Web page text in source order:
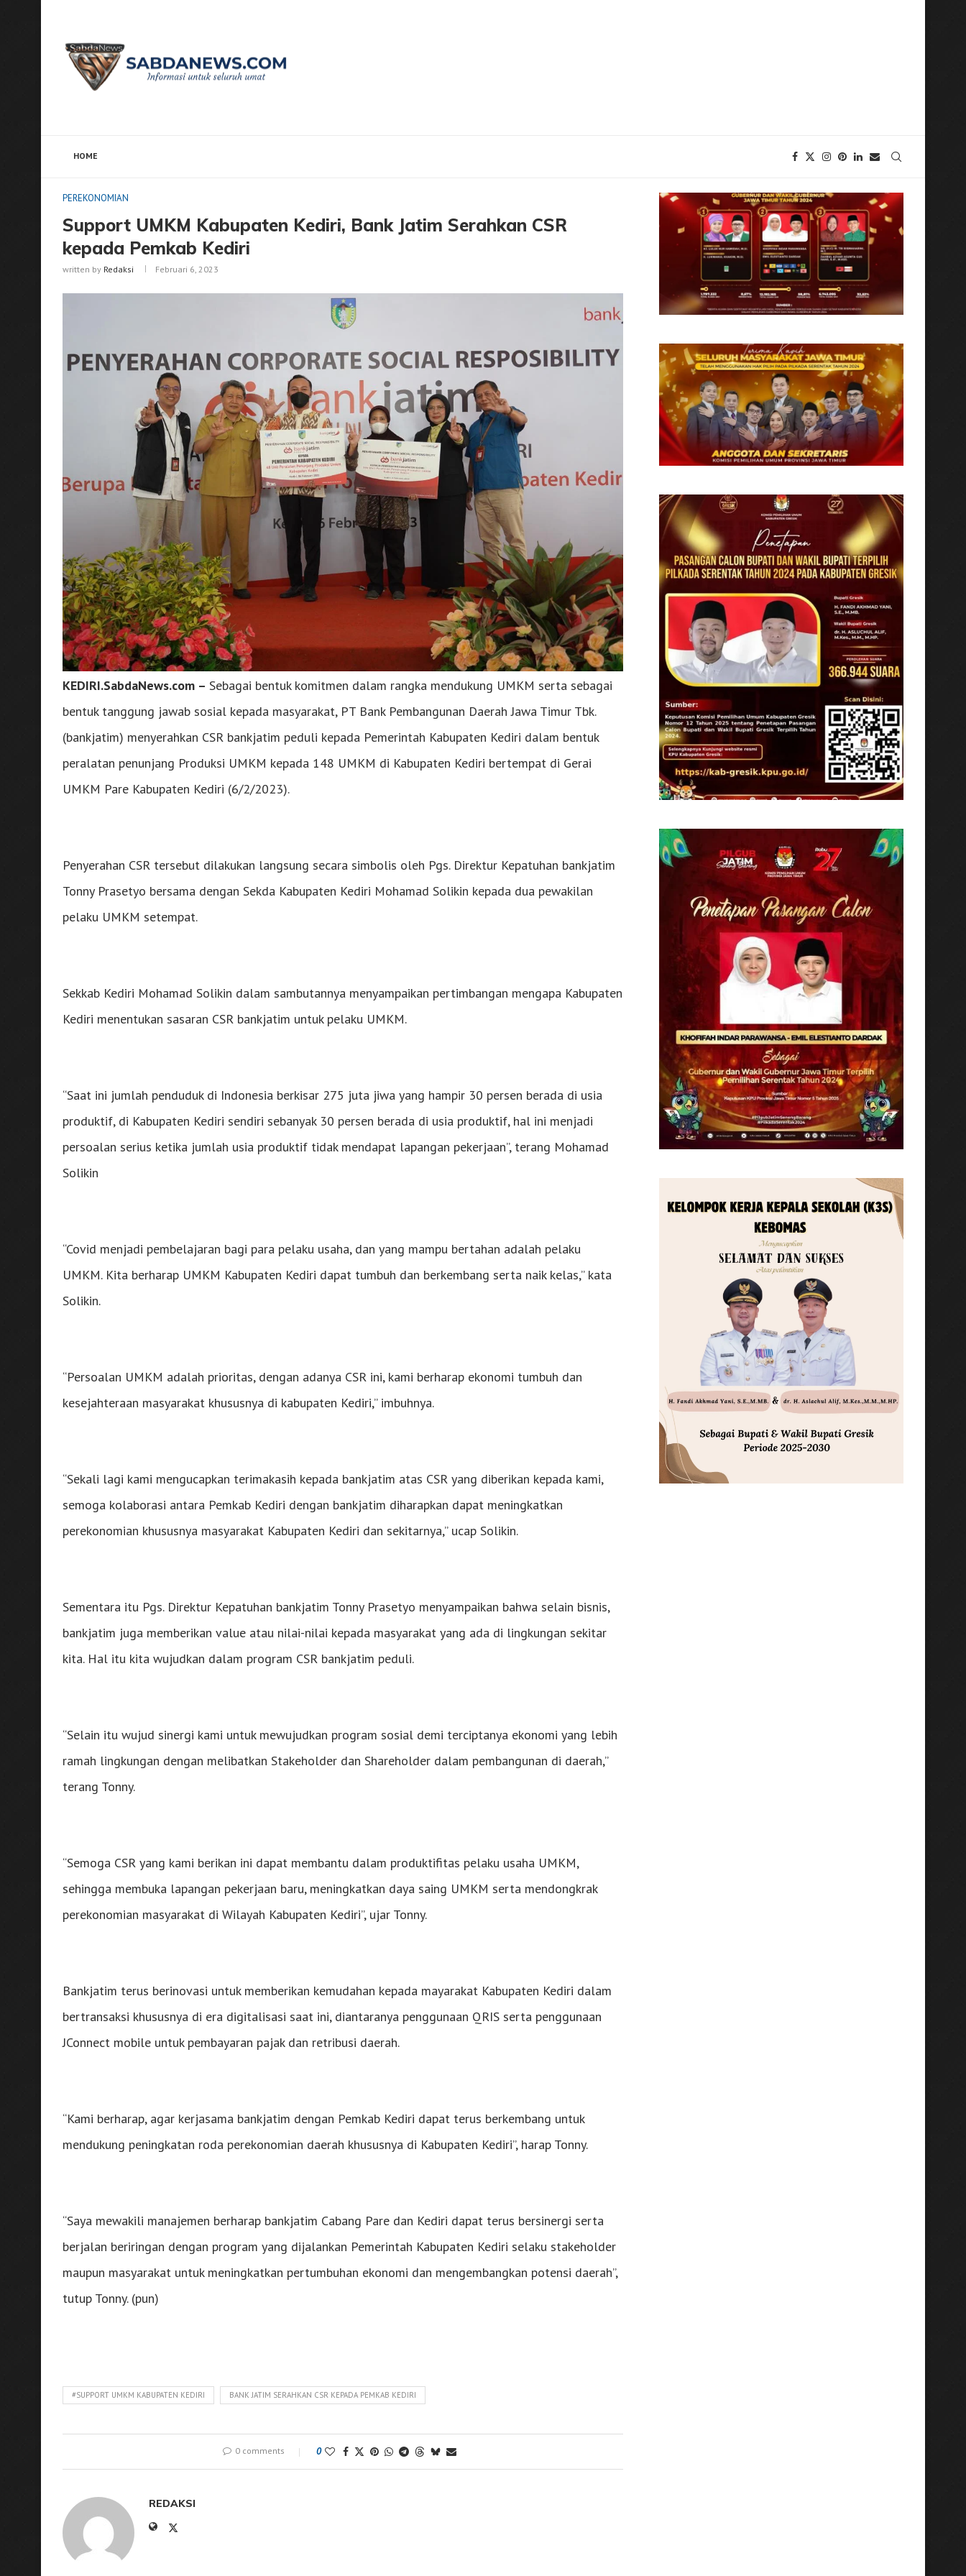
HOME
PEREKONOMIAN
Support UMKM Kabupaten Kediri, Bank Jatim Serahkan CSR
kepada Pemkab Kediri
written by Redaksi Februari 6, 2023
KEDIRI.SabdaNews.com – Sebagai bentuk komitmen dalam rangka mendukung UMKM serta sebagai
bentuk tanggung jawab sosial kepada masyarakat, PT Bank Pembangunan Daerah Jawa Timur Tbk.
(bankjatim) menyerahkan CSR bankjatim peduli kepada Pemerintah Kabupaten Kediri dalam bentuk
peralatan penunjang Produksi UMKM kepada 148 UMKM di Kabupaten Kediri bertempat di Gerai
UMKM Pare Kabupaten Kediri (6/2/2023).
Penyerahan CSR tersebut dilakukan langsung secara simbolis oleh Pgs. Direktur Kepatuhan bankjatim
Tonny Prasetyo bersama dengan Sekda Kabupaten Kediri Mohamad Solikin kepada dua pewakilan
pelaku UMKM setempat.
Sekkab Kediri Mohamad Solikin dalam sambutannya menyampaikan pertimbangan mengapa Kabupaten
Kediri menentukan sasaran CSR bankjatim untuk pelaku UMKM.
“Saat ini jumlah penduduk di Indonesia berkisar 275 juta jiwa yang hampir 30 persen berada di usia
produktif, di Kabupaten Kediri sendiri sebanyak 30 persen berada di usia produktif, hal ini menjadi
persoalan serius ketika jumlah usia produktif tidak mendapat lapangan pekerjaan”, terang Mohamad
Solikin
“Covid menjadi pembelajaran bagi para pelaku usaha, dan yang mampu bertahan adalah pelaku
UMKM. Kita berharap UMKM Kabupaten Kediri dapat tumbuh dan berkembang serta naik kelas,” kata
Solikin.
“Persoalan UMKM adalah prioritas, dengan adanya CSR ini, kami berharap ekonomi tumbuh dan
kesejahteraan masyarakat khususnya di kabupaten Kediri,” imbuhnya.
“Sekali lagi kami mengucapkan terimakasih kepada bankjatim atas CSR yang diberikan kepada kami,
semoga kolaborasi antara Pemkab Kediri dengan bankjatim diharapkan dapat meningkatkan
perekonomian khususnya masyarakat Kabupaten Kediri dan sekitarnya,” ucap Solikin.
Sementara itu Pgs. Direktur Kepatuhan bankjatim Tonny Prasetyo menyampaikan bahwa selain bisnis,
bankjatim juga memberikan value atau nilai-nilai kepada masyarakat yang ada di lingkungan sekitar
kita. Hal itu kita wujudkan dalam program CSR bankjatim peduli.
“Selain itu wujud sinergi kami untuk mewujudkan program sosial demi terciptanya ekonomi yang lebih
ramah lingkungan dengan melibatkan Stakeholder dan Shareholder dalam pembangunan di daerah,”
terang Tonny.
“Semoga CSR yang kami berikan ini dapat membantu dalam produktifitas pelaku usaha UMKM,
sehingga membuka lapangan pekerjaan baru, meningkatkan daya saing UMKM serta mendongkrak
perekonomian masyarakat di Wilayah Kabupaten Kediri”, ujar Tonny.
Bankjatim terus berinovasi untuk memberikan kemudahan kepada mayarakat Kabupaten Kediri dalam
bertransaksi khususnya di era digitalisasi saat ini, diantaranya penggunaan QRIS serta penggunaan
JConnect mobile untuk pembayaran pajak dan retribusi daerah.
“Kami berharap, agar kerjasama bankjatim dengan Pemkab Kediri dapat terus berkembang untuk
mendukung peningkatan roda perekonomian daerah khususnya di Kabupaten Kediri”, harap Tonny.
“Saya mewakili manajemen berharap bankjatim Cabang Pare dan Kediri dapat terus bersinergi serta
berjalan beriringan dengan program yang dijalankan Pemerintah Kabupaten Kediri selaku stakeholder
maupun masyarakat untuk meningkatkan pertumbuhan ekonomi dan mengembangkan potensi daerah”,
tutup Tonny. (pun)
#SUPPORT UMKM KABUPATEN KEDIRI BANK JATIM SERAHKAN CSR KEPADA PEMKAB KEDIRI
0 comments 0
REDAKSI